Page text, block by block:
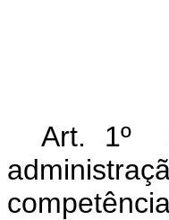
Art. 1º